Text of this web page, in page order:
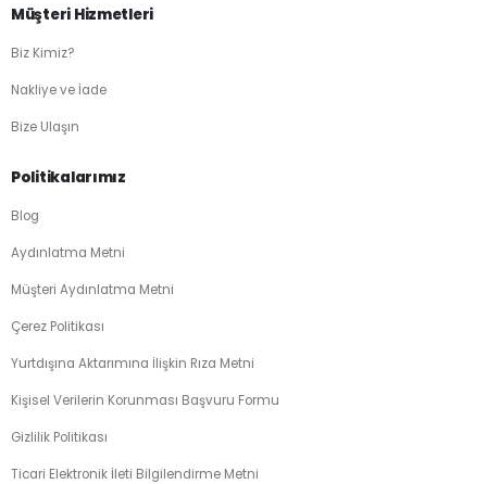
Müşteri Hizmetleri
Biz Kimiz?
Nakliye ve İade
Bize Ulaşın
Politikalarımız
Blog
Aydınlatma Metni
Müşteri Aydınlatma Metni
Çerez Politikası
Yurtdışına Aktarımına İlişkin Rıza Metni
Kişisel Verilerin Korunması Başvuru Formu
Gizlilik Politikası
Ticari Elektronik İleti Bilgilendirme Metni